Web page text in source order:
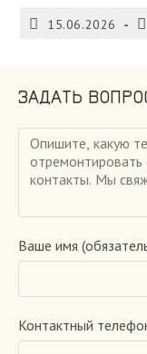
Запись15.06.2026
ЗАДАТЬ
Ваше имя
Контактный